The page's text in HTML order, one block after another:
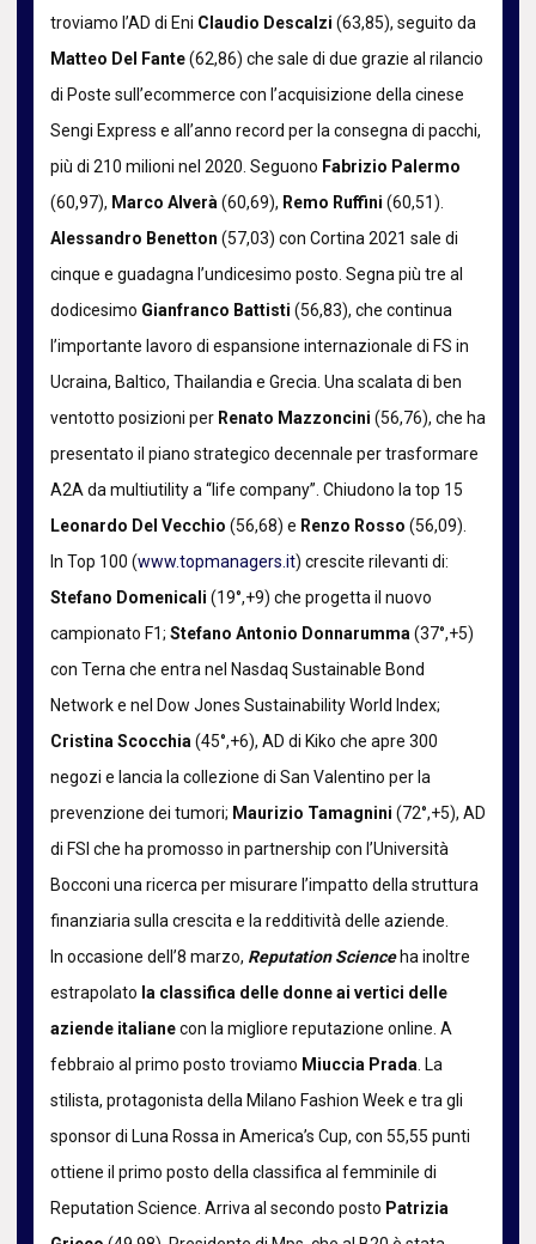
troviamo l’AD di Eni Claudio Descalzi (63,85), seguito da
Matteo Del Fante(62,86) che sale di due grazie al rilancio
di Poste sull’ecommerce con l’acquisizione della cinese
Sengi Express e all’anno record per la consegna di pacchi,
più di 210 milioni nel 2020. Seguono Fabrizio Palermo
(60,97), Marco Alverà(60,69), Remo Ruffini (60,51).
Alessandro Benetton (57,03) con Cortina 2021 sale di
cinque e guadagna l’undicesimo posto. Segna più tre al
dodicesimo Gianfranco Battisti (56,83), che continua
l’importante lavoro di espansione internazionale di FS in
Ucraina, Baltico, Thailandia e Grecia. Una scalata di ben
ventotto posizioni per Renato Mazzoncini (56,76), che ha
presentato il piano strategico decennale per trasformare
A2A da multiutility a “life company”. Chiudono la top 15
Leonardo Del Vecchio (56,68) e Renzo Rosso (56,09).
In Top 100 (www.topmanagers.it) crescite rilevanti di:
Stefano Domenicali (19°,+9) che progetta il nuovo
campionato F1; Stefano Antonio Donnarumma(37°,+5)
con Terna che entra nel Nasdaq Sustainable Bond
Network e nel Dow Jones Sustainability World Index;
Cristina Scocchia(45°,+6), AD di Kiko che apre 300
negozi e lancia la collezione di San Valentino per la
prevenzione dei tumori; Maurizio Tamagnini (72°,+5), AD
di FSI che ha promosso in partnership con l’Università
Bocconi una ricerca per misurare l’impatto della struttura
finanziaria sulla crescita e la redditività delle aziende.
In occasione dell’8 marzo, Reputation Scienceha inoltre
estrapolato la classifica delle donne ai vertici delle
aziende italianecon la migliore reputazione online. A
febbraio al primo posto troviamo Miuccia Prada. La
stilista, protagonista della Milano Fashion Week e tra gli
sponsor di Luna Rossa in America’s Cup, con 55,55 punti
ottiene il primo posto della classifica al femminile di
Reputation Science. Arriva al secondo posto Patrizia